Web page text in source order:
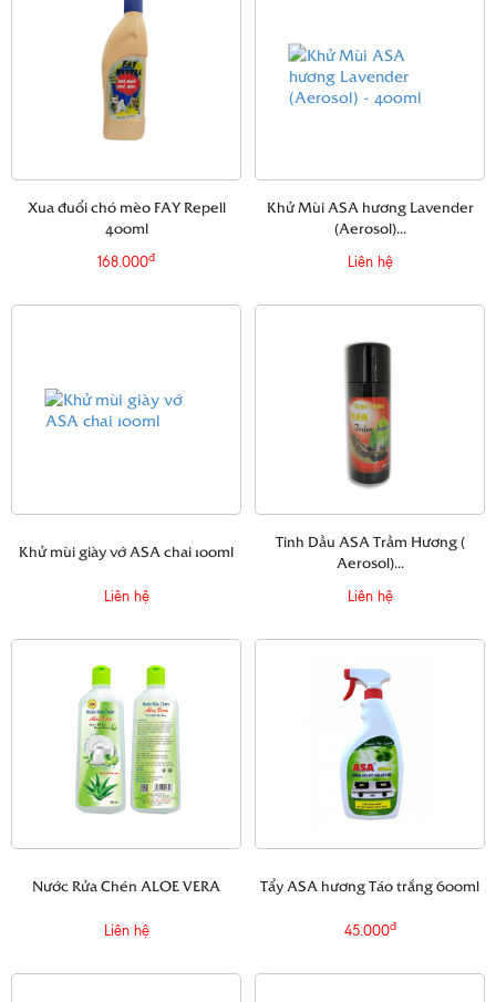
Xua đuổi chó mèo FAY Repell
400ml
168.000đ
Khử Mùi ASA hương Lavender
(Aerosol)...
Liên hệ
Khử mùi giày vớ ASA chai 100ml
Liên hệ
Tinh Dầu ASA Trầm Hương (
Aerosol)...
Liên hệ
Nước Rửa Chén ALOE VERA
Liên hệ
Tẩy ASA hương Táo trắng 600ml
45.000đ